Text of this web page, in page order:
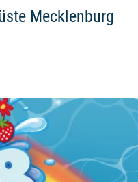
Mecklenburg